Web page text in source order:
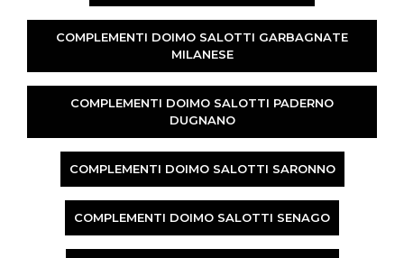
COMPLEMENTI DOIMO SALOTTI GARBAGNATE
MILANESE
COMPLEMENTI DOIMO SALOTTI PADERNO
DUGNANO
COMPLEMENTI DOIMO SALOTTI SARONNO
COMPLEMENTI DOIMO SALOTTI SENAGO